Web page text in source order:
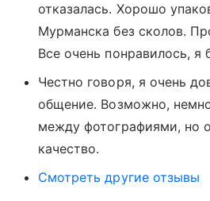
отказалась. Хорошо
Мурманска без сколов.
Все очень понравилось, я
Честно говоря, я очень
общение. Возможно,
между фотографиями, но
качество.
Смотреть другие отзывы